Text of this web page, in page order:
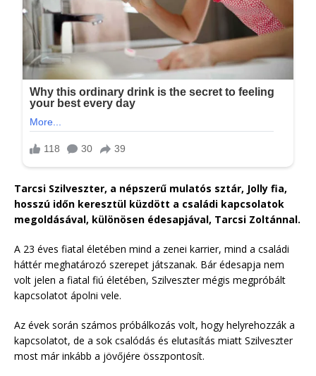
Tarcsi Szilveszter, a népszerű mulatós sztár, Jolly fia,
hosszú időn keresztül küzdött a családi kapcsolatok
megoldásával, különösen édesapjával, Tarcsi Zoltánnal.
A 23 éves fiatal életében mind a zenei karrier, mind a családi
háttér meghatározó szerepet játszanak. Bár édesapja nem
volt jelen a fiatal fiú életében, Szilveszter mégis megpróbált
kapcsolatot ápolni vele.
Az évek során számos próbálkozás volt, hogy helyrehozzák a
kapcsolatot, de a sok csalódás és elutasítás miatt Szilveszter
most már inkább a jövőjére összpontosít.